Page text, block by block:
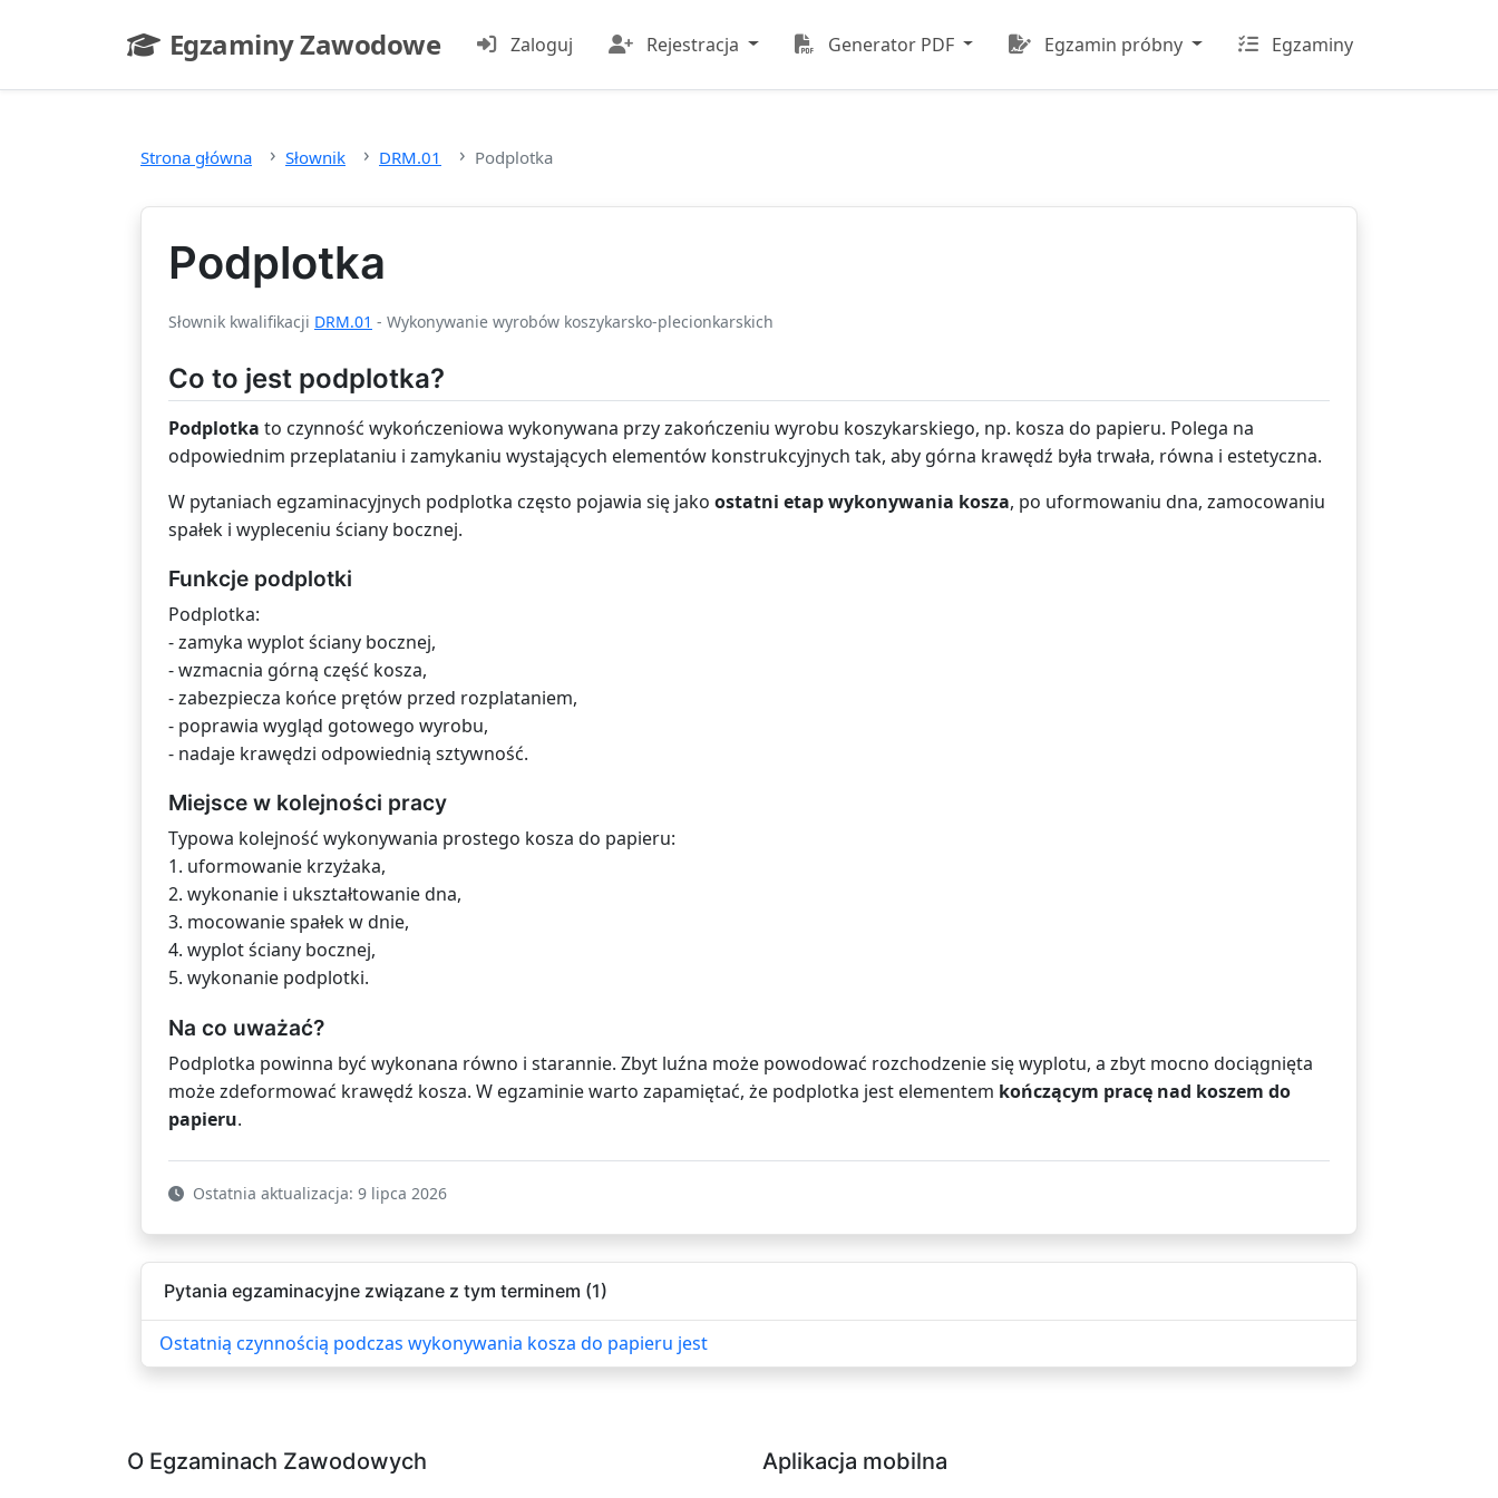
Egzaminy Zawodowe
- strona główna
Zaloguj Rejestracja Generator PDF Egzamin próbny Egzaminy
Strona główna Słownik DRM.01 Podplotka
Podplotka
Słownik kwalifikacji DRM.01 - Wykonywanie wyrobów koszykarsko-plecionkarskich
Co to jest podplotka?
Podplotka to czynność wykończeniowa wykonywana przy zakończeniu wyrobu koszykarskiego, np. kosza do papieru. Polega na
odpowiednim przeplataniu i zamykaniu wystających elementów konstrukcyjnych tak, aby górna krawędź była trwała, równa i estetyczna.
W pytaniach egzaminacyjnych podplotka często pojawia się jako ostatni etap wykonywania kosza, po uformowaniu dna, zamocowaniu
spałek i wypleceniu ściany bocznej.
Funkcje podplotki
Podplotka:
- zamyka wyplot ściany bocznej,
- wzmacnia górną część kosza,
- zabezpiecza końce prętów przed rozplataniem,
- poprawia wygląd gotowego wyrobu,
- nadaje krawędzi odpowiednią sztywność.
Miejsce w kolejności pracy
Typowa kolejność wykonywania prostego kosza do papieru:
1. uformowanie krzyżaka,
2. wykonanie i ukształtowanie dna,
3. mocowanie spałek w dnie,
4. wyplot ściany bocznej,
5. wykonanie podplotki.
Na co uważać?
Podplotka powinna być wykonana równo i starannie. Zbyt luźna może powodować rozchodzenie się wyplotu, a zbyt mocno dociągnięta
może zdeformować krawędź kosza. W egzaminie warto zapamiętać, że podplotka jest elementem kończącym pracę nad koszem do
papieru.
Ostatnia aktualizacja: 9 lipca 2026
Pytania egzaminacyjne związane z tym terminem (1)
Ostatnią czynnością podczas wykonywania kosza do papieru jest
O Egzaminach Zawodowych Aplikacja mobilna